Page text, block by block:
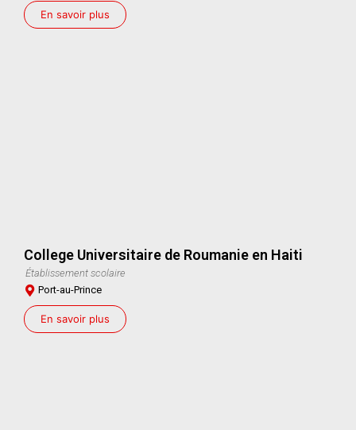
En savoir plus
College Universitaire de Roumanie en Haiti
Établissement scolaire
Port-au-Prince
En savoir plus